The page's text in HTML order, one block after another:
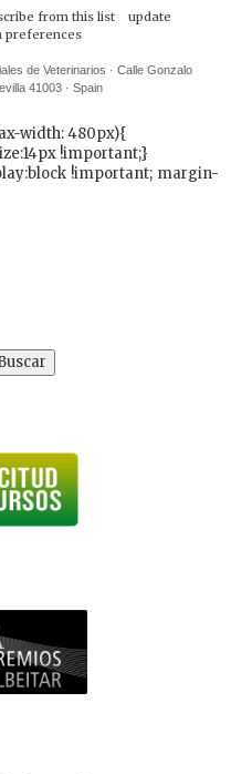
from this list
update
preferences
de Veterinarios · Calle Gonzalo
41003 · Spain
width: 480px){
!important;}
!important; margin-